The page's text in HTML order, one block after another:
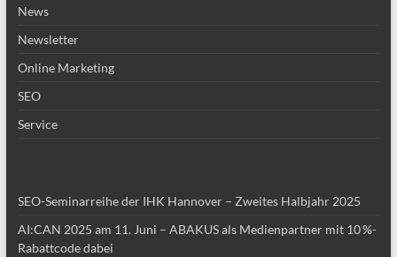
News
Newsletter
Online Marketing
SEO
Service
SEO-Seminarreihe der IHK Hannover – Zweites Halbjahr 2025
AI:CAN 2025 am 11. Juni – ABAKUS als Medienpartner mit 10 %-
Rabattcode dabei